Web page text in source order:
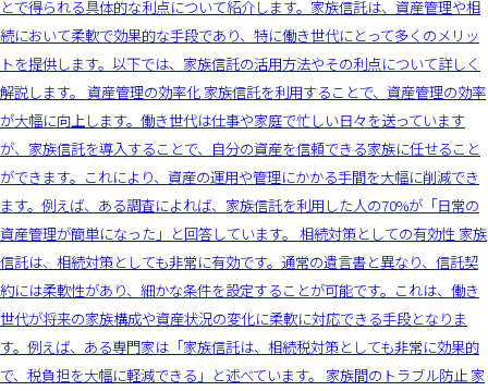
とで得られる具体的な利点について紹介します。家族信託は、資産管理や相
続において柔軟で効果的な手段であり、特に働き世代にとって多くのメリッ
トを提供します。以下では、家族信託の活用方法やその利点について詳しく
解説します。 資産管理の効率化 家族信託を利用することで、資産管理の効率
が大幅に向上します。働き世代は仕事や家庭で忙しい日々を送っています
が、家族信託を導入することで、自分の資産を信頼できる家族に任せること
ができます。これにより、資産の運用や管理にかかる手間を大幅に削減でき
ます。例えば、ある調査によれば、家族信託を利用した人の70%が「日常の
資産管理が簡単になった」と回答しています。 相続対策としての有効性 家族
信託は、相続対策としても非常に有効です。通常の遺言書と異なり、信託契
約には柔軟性があり、細かな条件を設定することが可能です。これは、働き
世代が将来の家族構成や資産状況の変化に柔軟に対応できる手段となりま
す。例えば、ある専門家は「家族信託は、相続税対策としても非常に効果的
で、税負担を大幅に軽減できる」と述べています。 家族間のトラブル防止 家